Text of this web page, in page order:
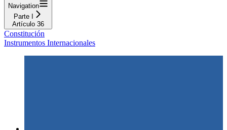
Navigation
Parte I
Artículo 36
Constitución
Instrumentos Internacionales